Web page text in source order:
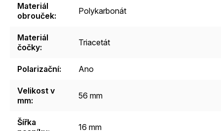
Materiál
obrouček: Polykarbonát
Materiál
čočky: Triacetát
Polarizační: Ano
Velikost v
mm: 56 mm
Šířka
16 mm